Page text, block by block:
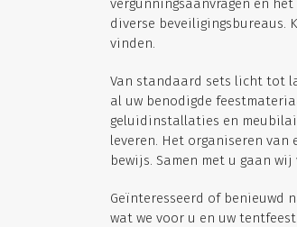
vergunningsaanvragen en
diverse beveiligingsbureaus.
vinden.
Van standaard sets licht tot
al uw benodigde
geluidinstallaties en
leveren. Het organiseren
bewijs. Samen met u gaan
Geïnteresseerd of benieuwd
wat we voor u en uw